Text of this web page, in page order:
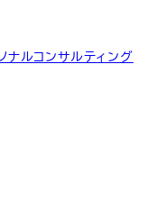
ナルコンサルティング